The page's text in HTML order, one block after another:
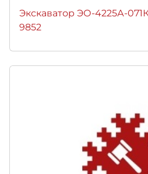
Экскаватор ЭО-4225А-
9852